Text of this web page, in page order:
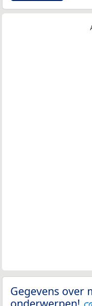
Gegevens over
onderwerpen!